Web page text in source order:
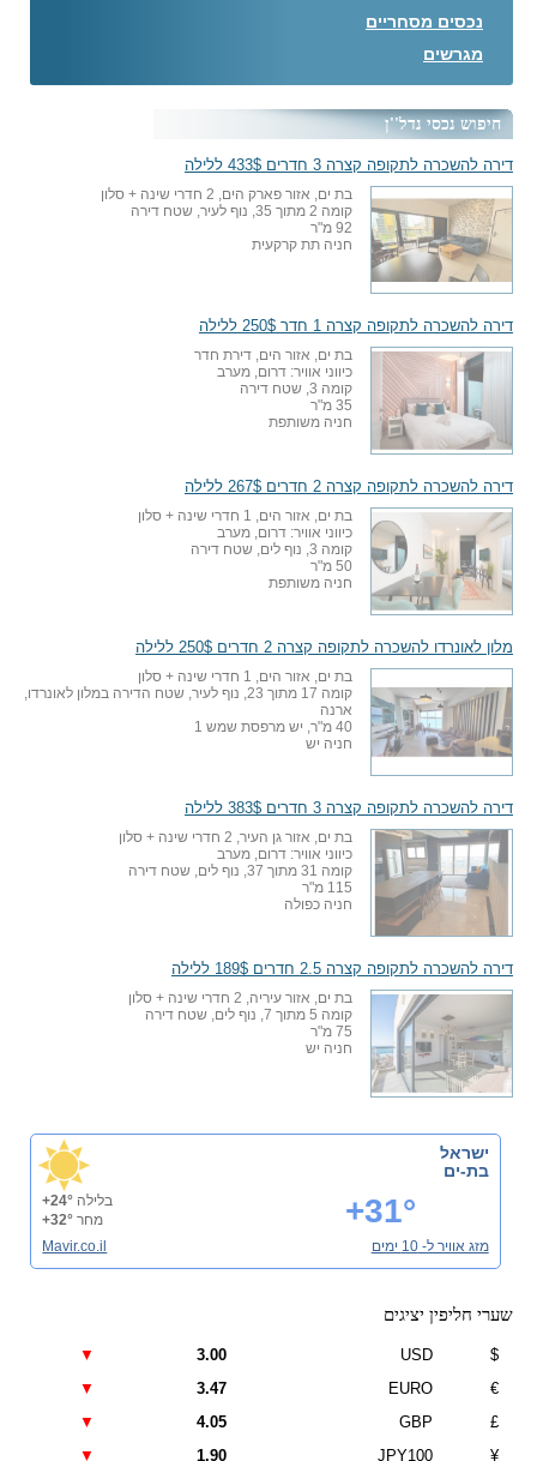
נכסים מסחריים
מגרשים
חיפוש נכסי נדל''ן
דירה להשכרה לתקופה קצרה 3 חדרים 433$ ללילה
בת ים, אזור פארק הים, 2 חדרי שינה + סלון
קומה 2 מתוך 35, נוף לעיר, שטח דירה
92 מ"ר
חניה תת קרקעית
דירה להשכרה לתקופה קצרה 1 חדר 250$ ללילה
בת ים, אזור הים, דירת חדר
כיווני אוויר: דרום, מערב
קומה 3, שטח דירה
35 מ"ר
חניה משותפת
דירה להשכרה לתקופה קצרה 2 חדרים 267$ ללילה
בת ים, אזור הים, 1 חדרי שינה + סלון
כיווני אוויר: דרום, מערב
קומה 3, נוף לים, שטח דירה
50 מ"ר
חניה משותפת
מלון לאונרדו להשכרה לתקופה קצרה 2 חדרים 250$ ללילה
בת ים, אזור הים, 1 חדרי שינה + סלון
קומה 17 מתוך 23, נוף לעיר, שטח הדירה במלון לאונרדו,
ארנה
40 מ"ר, יש מרפסת שמש 1
חניה יש
דירה להשכרה לתקופה קצרה 3 חדרים 383$ ללילה
בת ים, אזור גן העיר, 2 חדרי שינה + סלון
כיווני אוויר: דרום, מערב
קומה 31 מתוך 37, נוף לים, שטח דירה
115 מ"ר
חניה כפולה
דירה להשכרה לתקופה קצרה 2.5 חדרים 189$ ללילה
בת ים, אזור עיריה, 2 חדרי שינה + סלון
קומה 5 מתוך 7, נוף לים, שטח דירה
75 מ"ר
חניה יש
ישראל
בת-ים
+31° בלילה +24°
מחר +32°
מזג אוויר ל- 10 ימים
Mavir.co.il
שערי חליפין יציגים
$
USD
3.00
▼
€
EURO
3.47
▼
£
GBP
4.05
▼
¥
JPY100
1.90
▼